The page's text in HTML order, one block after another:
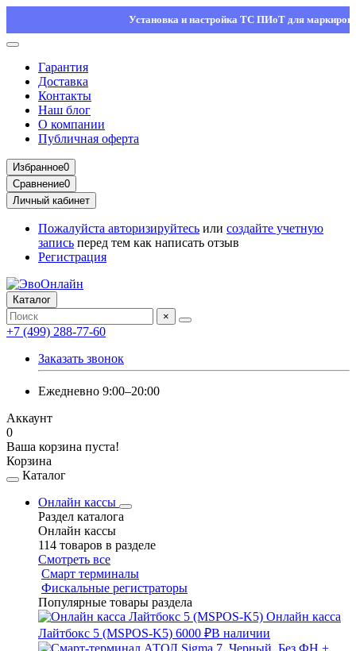
Установка и настройка ТС ПИоТ для маркировки —
Гарантия
Доставка
Контакты
Наш блог
О компании
Публичная оферта
Избранное0
Сравнение0
Личный кабинет
Пожалуйста авторизируйтесь или создайте учетную
запись перед тем как написать отзыв
Регистрация
Каталог
×
+7 (499) 288-77-60
Заказать звонок
Ежедневно 9:00–20:00
Аккаунт
0
Ваша корзина пуста!
Корзина
Каталог
Онлайн кассы
Раздел каталога
Онлайн кассы
114 товаров в разделе
Смотреть все
Смарт терминалы
Фискальные регистраторы
Популярные товары раздела
Онлайн касса
Лайтбокс 5 (MSPOS-K5) 6000 ₽В наличии